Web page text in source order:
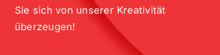
Sie sich von unserer Kreativität
überzeugen!